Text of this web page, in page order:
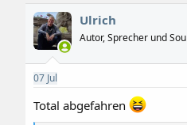
k
t
i
o
n
Ulrich
Autor, Sprecher und
07 Jul
Total abgefahren